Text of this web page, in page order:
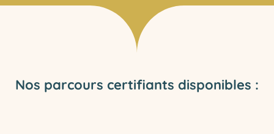
Nos parcours certifiants disponibles :